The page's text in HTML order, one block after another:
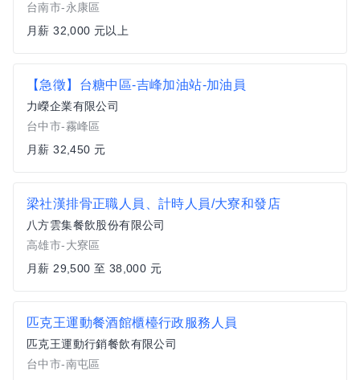
台南市-永康區
月薪 32,000 元以上
【急徵】台糖中區-吉峰加油站-加油員
力嶸企業有限公司
台中市-霧峰區
月薪 32,450 元
梁社漢排骨正職人員、計時人員/大寮和發店
八方雲集餐飲股份有限公司
高雄市-大寮區
月薪 29,500 至 38,000 元
匹克王運動餐酒館櫃檯行政服務人員
匹克王運動行銷餐飲有限公司
台中市-南屯區